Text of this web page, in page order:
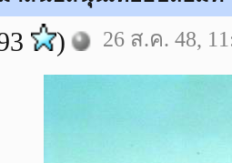
) 26 ส.ค. 48,